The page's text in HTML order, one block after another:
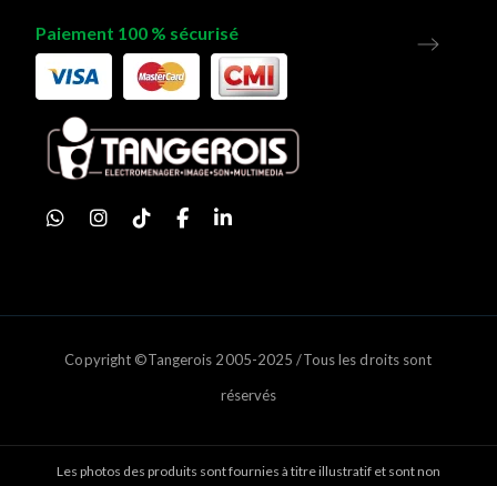
Paiement 100 % sécurisé
Copyright ©Tangerois 2005-2025 /Tous les droits sont
réservés
Les photos des produits sont fournies à titre illustratif et sont non